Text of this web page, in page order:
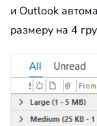
и Outlook
размеру на 4